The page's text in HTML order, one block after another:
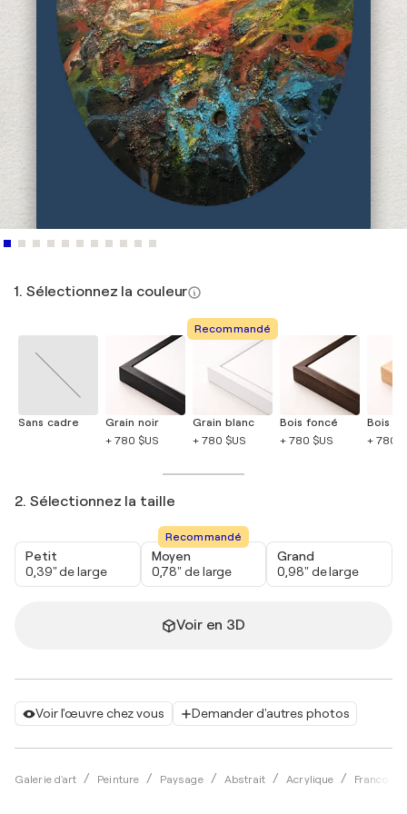
Voir l'œuvre chez vous Demander d'autres photos
Galerie d'art Peinture Paysage Abstrait Acrylique Franco
1. Sélectionnez la couleur
Sans cadre
Grain noir
+ 780 $US
Recommandé
Grain blanc
+ 780 $US
Bois foncé
+ 780 $US
Bois
+ 780
2. Sélectionnez la taille
Petit
0,39" de large
Recommandé
Moyen
0,78" de large
Grand
0,98" de large
Voir en 3D